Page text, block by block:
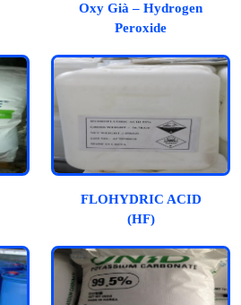
Oxy Già – Hydrogen
Peroxide
FLOHYDRIC ACID
(HF)